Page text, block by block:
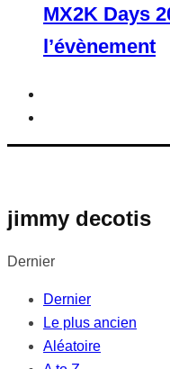
MX2K Days
l’évènement
jimmy decotis
Dernier
Dernier
Le plus ancien
Aléatoire